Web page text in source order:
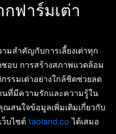
ฟาร์มเต่า
มสำคัญกับการเลี้ยงเต่าทุก
อบ การสร้างสภาพแวดล้อม
รรมเต่าอย่างใกล้ชิดช่วยลด
ที่มีความรักและความรู้ใน
ณสนใจข้อมูลเพิ่มเติมเกี่ยวกับ
ว็บไซต์ taoland.co ได้เสมอ